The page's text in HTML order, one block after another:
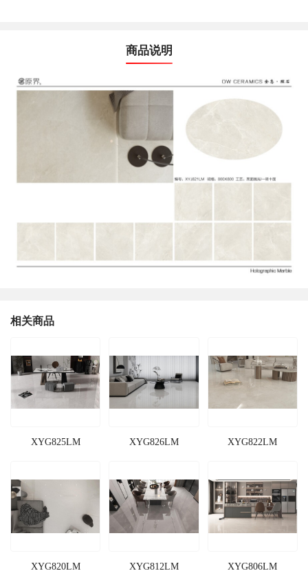
商品说明
相关商品
XYG825LM XYG826LM XYG822LM
XYG820LM XYG812LM XYG806LM